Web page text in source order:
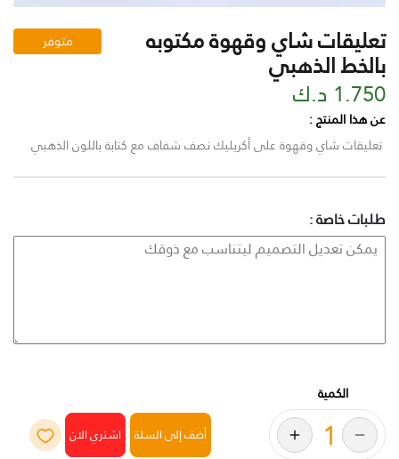
تعليقات شاي وقهوة مكتوبه
بالخط الذهبي
متوفر
1.750 د.ك
عن هذا المنتج :
تعليقات شاي وقهوة على أكريليك نصف شفاف مع كتابة باللون الذهبي
طلبات خاصة :
الكمية
أضف إلى السلة